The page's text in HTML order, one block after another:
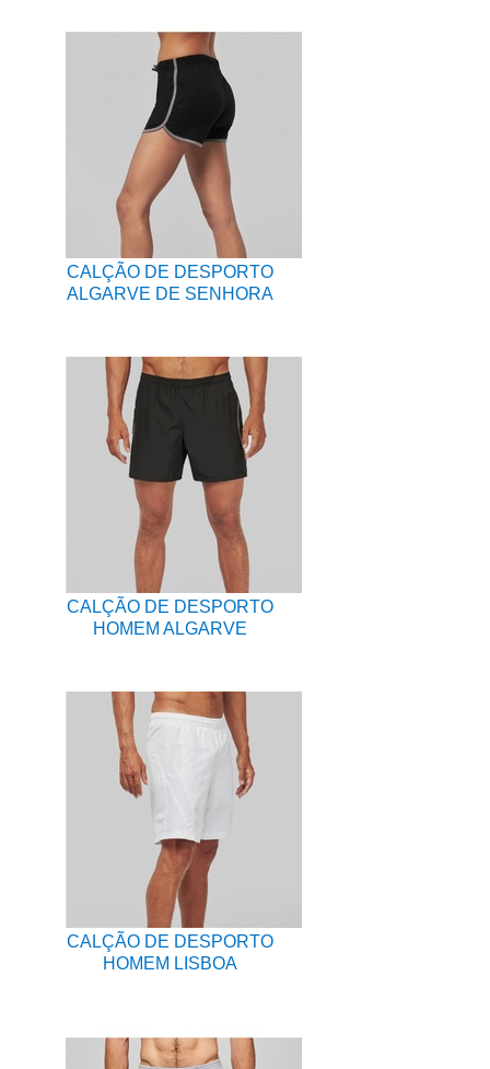
CALÇÃO DE DESPORTO
ALGARVE DE SENHORA
CALÇÃO DE DESPORTO
HOMEM ALGARVE
CALÇÃO DE DESPORTO
HOMEM LISBOA